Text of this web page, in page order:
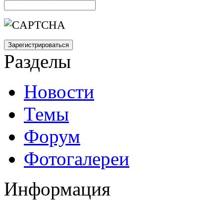
Разделы
Новости
Темы
Форум
Фотогалереи
Информация